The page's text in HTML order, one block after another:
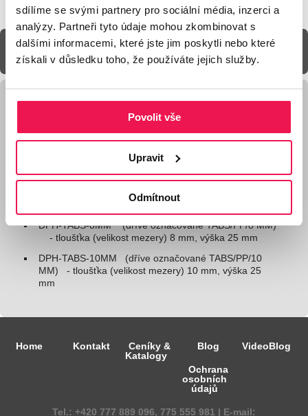
sdílíme se svými partnery pro sociální média, inzerci a
analýzy. Partneři tyto údaje mohou zkombinovat s
dalšími informacemi, které jste jim poskytli nebo které
získali v důsledku toho, že používáte jejich služby.
Povolit vše
Upravit
Odmítnout
Technická specifikace
DPH-TABS-2MM (dříve označované TABS/PP/2 MM)
- tloušťka (velikost mezery) 4,5 mm, výška 25
mm
DPH-TABS-6MM (dříve
označované
- tloušťka (velikost mezery) 6 mm, výška 25 mm
DPH-TABS-8MM (dříveoznačovanéTABS/PP/8 MM)
- tloušťka (velikost mezery) 8 mm, výška 25 mm
DPH-TABS-10MM (dříve označované TABS/PP/10
MM) - tloušťka (velikost mezery) 10 mm, výška 25
mm
Home Kontakt
Ceníky &
Katalogy
Blog VideoBlog
Ochrana
osobních
údajů
Tel.: +420 777 889 096, 775 555 981 | E-mail: